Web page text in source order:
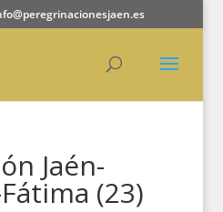
Jaén-
(23)